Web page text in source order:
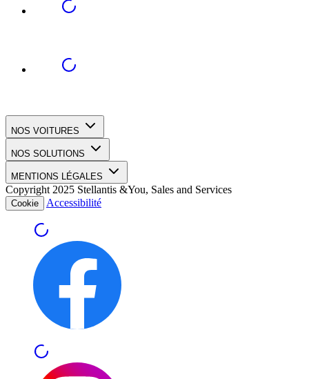
NOS VOITURES
NOS SOLUTIONS
MENTIONS LÉGALES
Copyright 2025 Stellantis &You, Sales and Services
Cookie Accessibilité